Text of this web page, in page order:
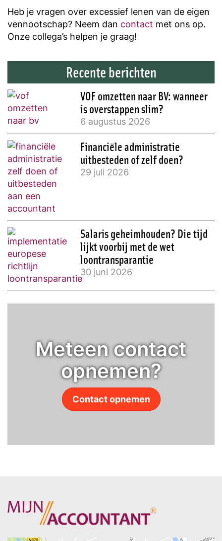
Heb je vragen over excessief lenen van de eigen
vennootschap? Neem dan contact met ons op.
Onze collega’s helpen je graag!
Recente berichten
VOF omzetten naar BV: wanneer
is overstappen slim?
6 augustus 2026
Financiële administratie
uitbesteden of zelf doen?
29 juli 2026
Salaris geheimhouden? Die tijd
lijkt voorbij met de wet
loontransparantie
30 juni 2026
Meteen contact
opnemen?
Contact opnemen